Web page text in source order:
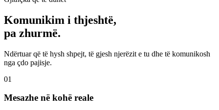
Komunikim i thjeshtë,
pa zhurmë.
Ndërtuar që të hysh shpejt, të gjesh njerëzit e tu dhe të komunikosh
nga çdo pajisje.
01
Mesazhe në kohë reale